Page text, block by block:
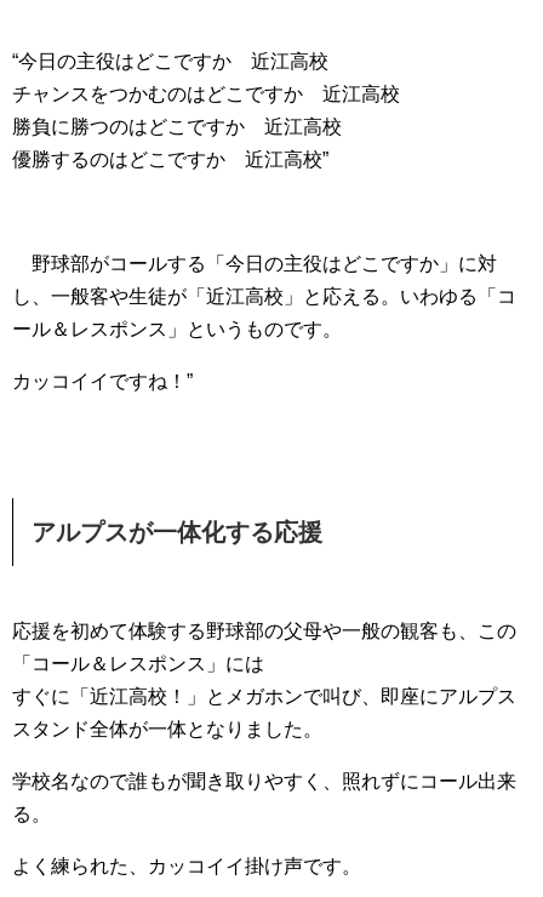
“今日の主役はどこですか 近江高校
チャンスをつかむのはどこですか 近江高校
勝負に勝つのはどこですか 近江高校
優勝するのはどこですか 近江高校”
野球部がコールする「今日の主役はどこですか」に対
し、一般客や生徒が「近江高校」と応える。いわゆる「コ
ール＆レスポンス」というものです。
カッコイイですね！”
アルプスが一体化する応援
応援を初めて体験する野球部の父母や一般の観客も、この
「コール＆レスポンス」には
すぐに「近江高校！」とメガホンで叫び、即座にアルプス
スタンド全体が一体となりました。
学校名なので誰もが聞き取りやすく、照れずにコール出来
る。
よく練られた、カッコイイ掛け声です。